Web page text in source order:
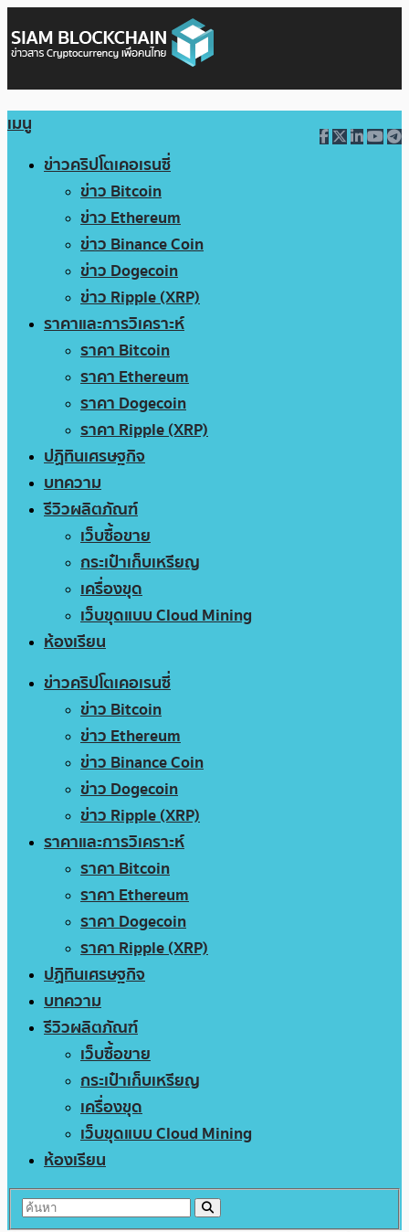
เมนู
ข่าวคริปโตเคอเรนซี่
ข่าว Bitcoin
ข่าว Ethereum
ข่าว Binance Coin
ข่าว Dogecoin
ข่าว Ripple (XRP)
ราคาและการวิเคราะห์
ราคา Bitcoin
ราคา Ethereum
ราคา Dogecoin
ราคา Ripple (XRP)
ปฏิทินเศรษฐกิจ
บทความ
รีวิวผลิตภัณฑ์
เว็บซื้อขาย
กระเป๋าเก็บเหรียญ
เครื่องขุด
เว็บขุดแบบ Cloud Mining
ห้องเรียน
ข่าวคริปโตเคอเรนซี่
ข่าว Bitcoin
ข่าว Ethereum
ข่าว Binance Coin
ข่าว Dogecoin
ข่าว Ripple (XRP)
ราคาและการวิเคราะห์
ราคา Bitcoin
ราคา Ethereum
ราคา Dogecoin
ราคา Ripple (XRP)
ปฏิทินเศรษฐกิจ
บทความ
รีวิวผลิตภัณฑ์
เว็บซื้อขาย
กระเป๋าเก็บเหรียญ
เครื่องขุด
เว็บขุดแบบ Cloud Mining
ห้องเรียน